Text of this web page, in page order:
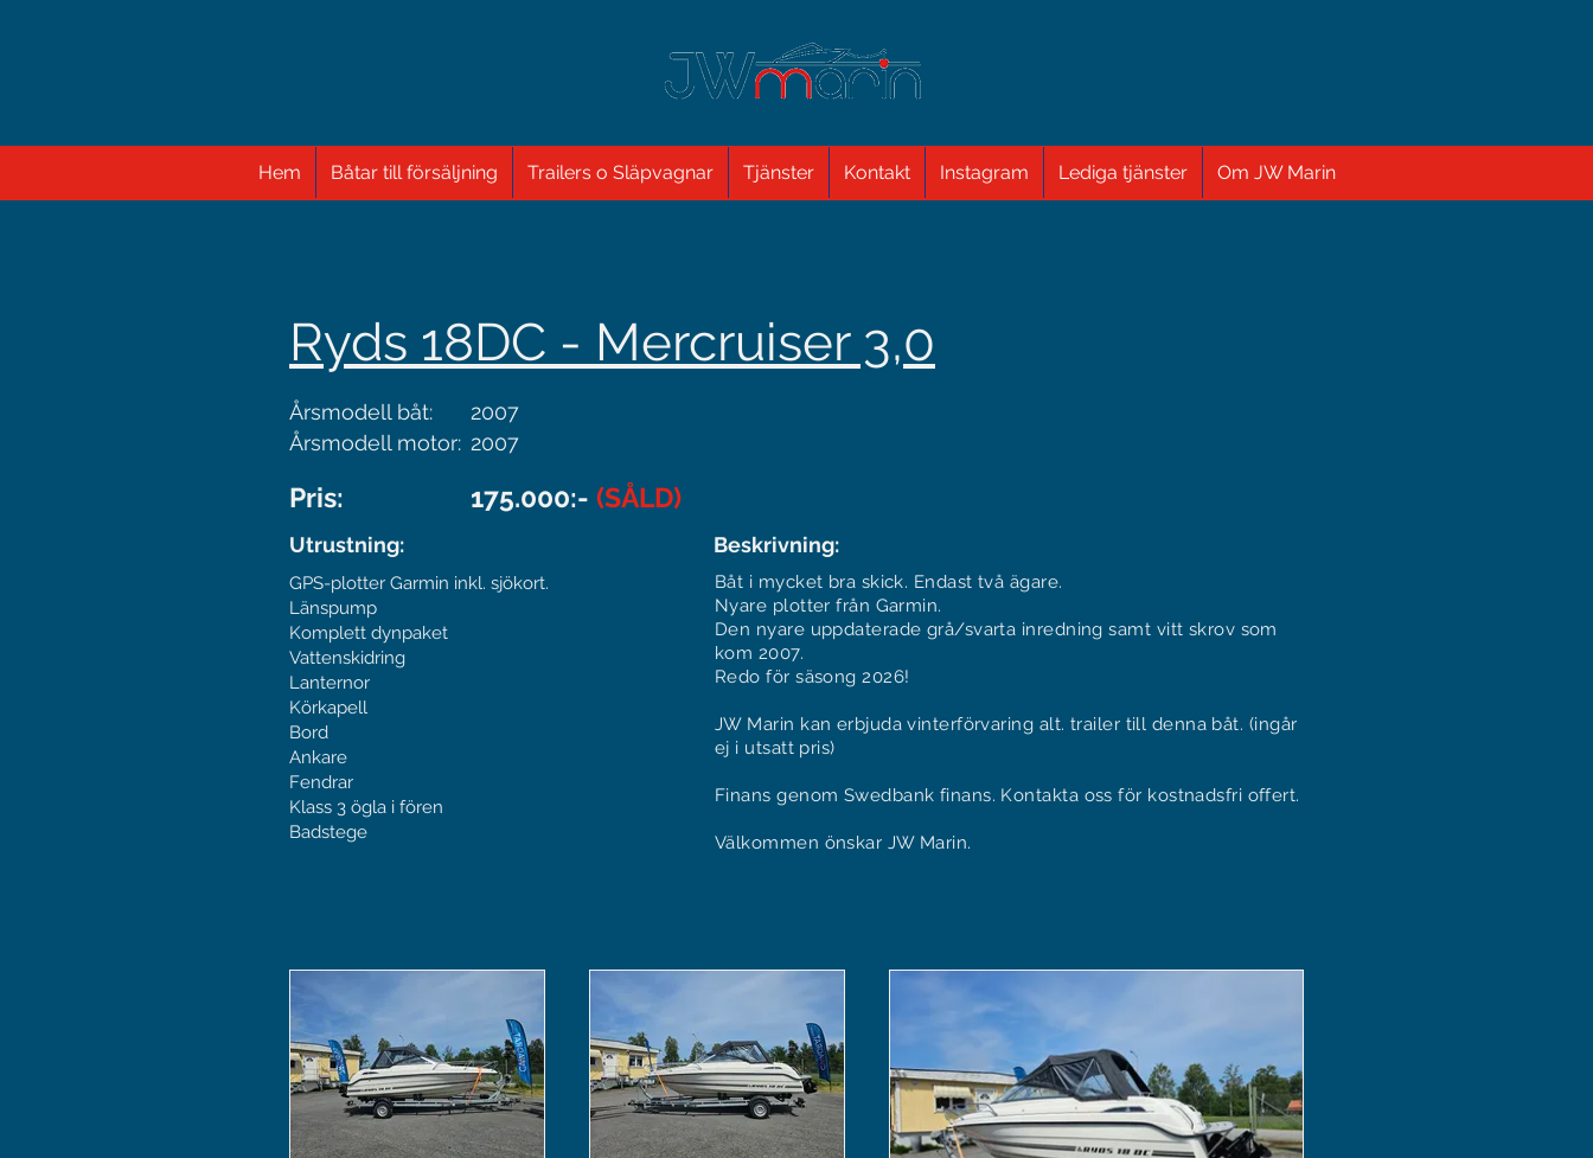
Hem Båtar till försäljning Trailers o Släpvagnar Tjänster Kontakt Instagram Lediga tjänster Om JW Marin
Ryds 18DC - Mercruiser 3,0
Årsmodell båt:
Årsmodell motor:
2007
2007
Pris: 175.000:- (SÅLD)
Utrustning:
GPS-plotter Garmin inkl. sjökort.
Länspump
Komplett dynpaket
Vattenskidring
Lanternor
Körkapell
Bord
Ankare
Fendrar
Klass 3 ögla i fören
Badstege
Beskrivning:
Båt i mycket bra skick. Endast två ägare.
Nyare plotter från Garmin.
Den nyare uppdaterade grå/svarta inredning samt vitt skrov som
kom 2007.
Redo för säsong 2026!
JW Marin kan erbjuda vinterförvaring alt. trailer till denna båt. (ingår
ej i utsatt pris)
Finans genom Swedbank finans. Kontakta oss för kostnadsfri offert.
Välkommen önskar JW Marin.